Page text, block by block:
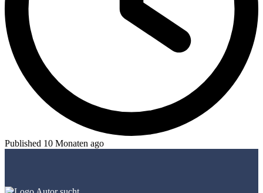
Published 10 Monaten ago